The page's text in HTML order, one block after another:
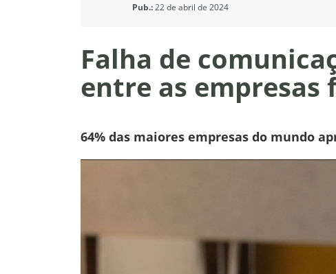
Pub.:22 de abril de 2024
Falha de
entre as empresas
64% das maiores empresas do mundo